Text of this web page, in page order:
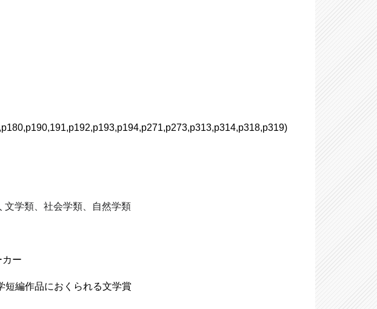
文学類、社会学類、自然学類
カー
短編作品におくられる文学賞